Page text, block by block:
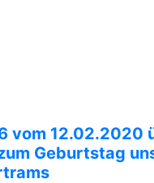
vom 12.02.2020
Geburtstag